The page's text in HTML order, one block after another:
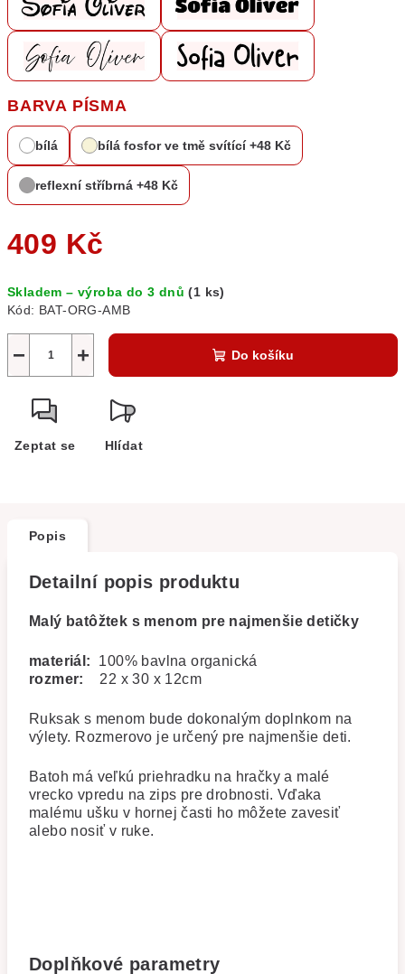
BARVA PÍSMA
bílá bílá fosfor ve tmě svítící +48 Kč
reflexní stříbrná +48 Kč
409 Kč
cena:
Skladem – výroba do 3 dnů(1 ks)
Kód: BAT-ORG-AMB
+
− Do košíku
Zeptat se Hlídat
Popis
Detailní popis produktu
Malý batôžtek s menom pre najmenšie detičky
materiál: 100% bavlna organická
rozmer:
22 x 30 x 12cm
Ruksak s menom bude dokonalým doplnkom na
výlety. Rozmerovo je určený pre najmenšie deti.
Batoh má veľkú priehradku na hračky a malé
vrecko vpredu na zips pre drobnosti. Vďaka
malému ušku v hornej časti ho môžete zavesiť
alebo nosiť v ruke.
Doplňkové parametry